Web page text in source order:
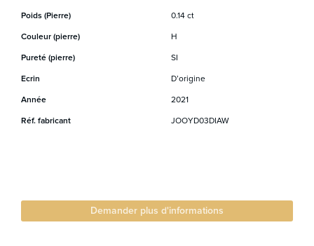
Poids (Pierre) 0.14 ct
Couleur (pierre) H
Pureté (pierre) SI
Ecrin D’origine
Année 2021
Réf. fabricant JOOYD03DIAW
Demander plus d'informations